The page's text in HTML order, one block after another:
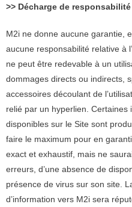
>> Décharge de responsabilité
M2i ne donne aucune garantie,
aucune responsabilité relative à
ne peut être redevable à un
dommages directs ou indirects,
accessoires découlant de
relié par un hyperlien. Certaines
disponibles sur le Site sont
faire le maximum pour en
exact et exhaustif, mais ne
erreurs, d’une absence de
présence de virus sur son site.
d’information vers M2i sera